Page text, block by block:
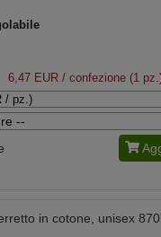
6,47 EUR / confezione (1
in cotone, unisex